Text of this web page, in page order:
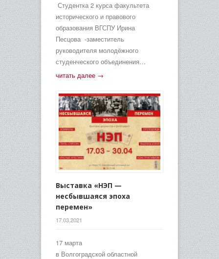
Студентка 2 курса факультета
исторического и правового
образования ВГСПУ Ирина
Песцова -заместитель
руководителя молодёжного
студенческого объединения…
читать далее →
Выставка «НЭП —
несбывшаяся эпоха
перемен»
17.03.2021
17 марта
в Волгоградской областной